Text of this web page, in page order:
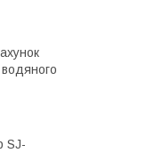
SJ-